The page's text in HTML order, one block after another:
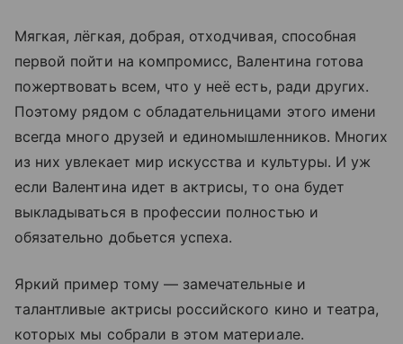
Мягкая, лёгкая, добрая, отходчивая, способная
первой пойти на компромисс, Валентина готова
пожертвовать всем, что у неё есть, ради других.
Поэтому рядом с обладательницами этого имени
всегда много друзей и единомышленников. Многих
из них увлекает мир искусства и культуры. И уж
если Валентина идет в актрисы, то она будет
выкладываться в профессии полностью и
обязательно добьется успеха.
Яркий пример тому — замечательные и
талантливые актрисы российского кино и театра,
которых мы собрали в этом материале.